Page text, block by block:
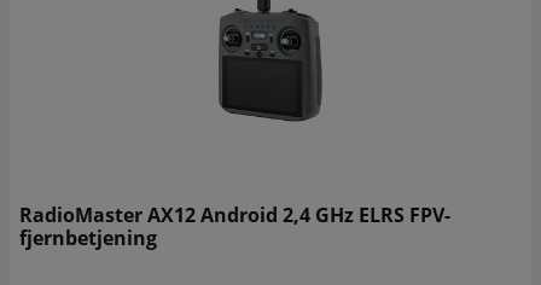
RadioMaster AX12 Android 2,4 GHz ELRS FPV-
fjernbetjening